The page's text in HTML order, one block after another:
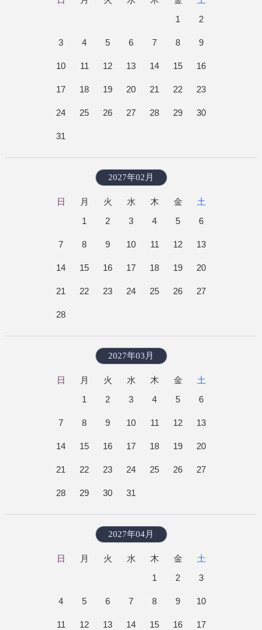
1
2
3 4 5 6 7 8 9
10 11 12 13 14 15 16
17 18 19 20 21 22 23
24 25 26 27 28 29 30
31
2027年02月
日 月 火 水 木 金
土
1
2 3 4 5 6
7 8 9 10 11 12 13
14 15 16 17 18 19 20
21 22 23 24 25 26 27
28
2027年03月
日 月 火 水 木 金
土
1
2 3 4 5 6
7 8 9 10 11 12 13
14 15 16 17 18 19 20
21 22 23 24 25 26 27
28 29 30 31
2027年04月
日 月 火 水 木 金
土
1
2 3
4 5 6 7 8 9 10
11 12 13 14 15 16 17